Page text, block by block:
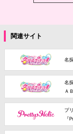
関連サイト
名
名
Ａ
プ
『